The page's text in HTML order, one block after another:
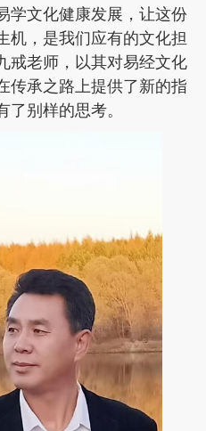
学文化健康发展，让这份
机，是我们应有的文化担
戒老师，以其对易经文化
传承之路上提供了新的指
了别样的思考。